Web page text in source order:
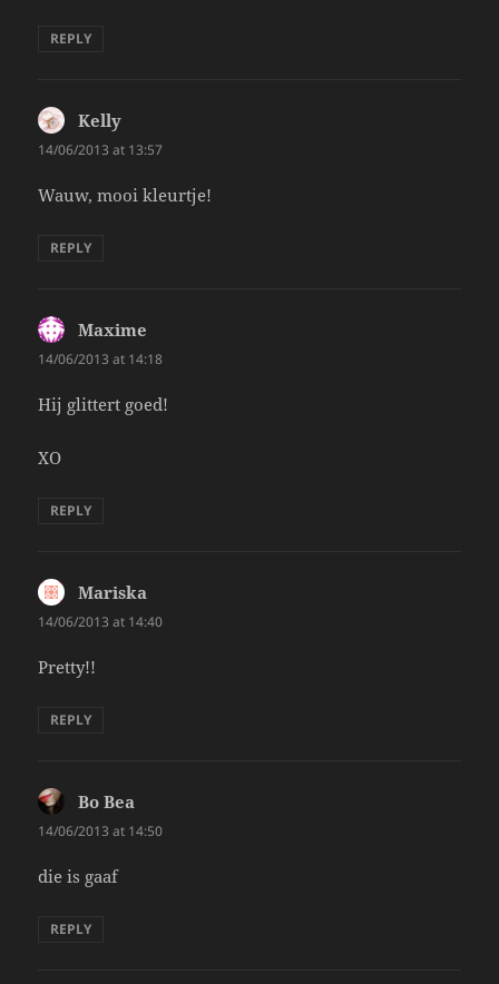
REPLY
Kelly
14/06/2013 at 13:57
Wauw, mooi kleurtje!
REPLY
Maxime
14/06/2013 at 14:18
Hij glittert goed!
XO
REPLY
Mariska
14/06/2013 at 14:40
Pretty!!
REPLY
Bo Bea
14/06/2013 at 14:50
die is gaaf
REPLY